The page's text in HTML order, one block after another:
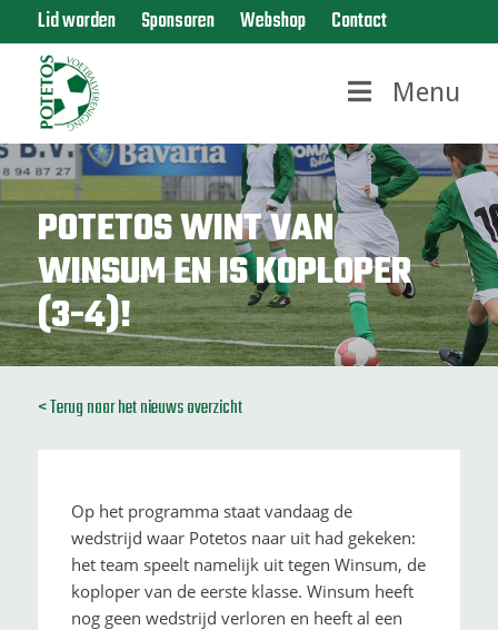
Lid worden Sponsoren Webshop Contact
Menu
POTETOS WINT VAN
WINSUM EN IS KOPLOPER
(3-4)!
< Terug naar het nieuws overzicht
Op het programma staat vandaag de
wedstrijd waar Potetos naar uit had gekeken:
het team speelt namelijk uit tegen Winsum, de
koploper van de eerste klasse. Winsum heeft
nog geen wedstrijd verloren en heeft al een